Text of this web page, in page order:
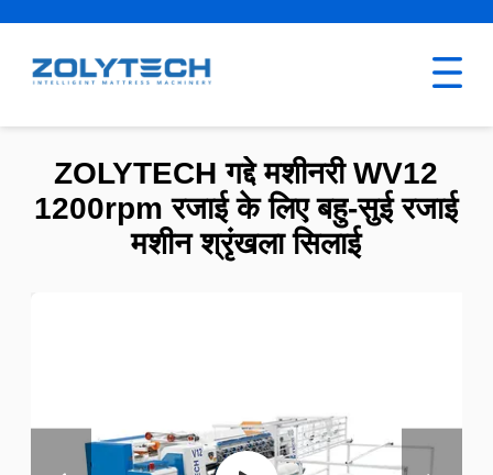
ZOLYTECH गद्दे मशीनरी WV12
1200rpm रजाई के लिए बहु-सुई रजाई
मशीन श्रृंखला सिलाई